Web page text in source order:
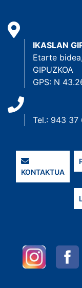
IKASLAN
Etarte
GIPUZKOA
GPS: N
Tel.: 943 37
KONTAKTUA